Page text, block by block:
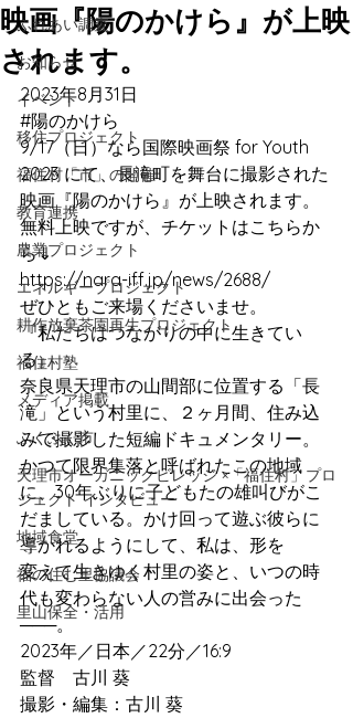
ふれあい調査
お知らせ
イベント
移住プロジェクト
福住村「市」の開催
教育連携
農業プロジェクト
エネルギープロジェクト
耕作放棄茶園再生プロジェクト
福住村塾
メディア掲載
ふくふく市
天理市オーガニックビレッジ ×「福住村」プロ
ジェクト インタビュー
地域食堂
福の住む里協議会
里山保全・活用
映画『陽のかけら』が上映
されます。
2023年8月31日
#陽のかけら
9/17（日）なら国際映画祭 for Youth
2023 にて、長滝町を舞台に撮影された
映画『陽のかけら』が上映されます。
無料上映ですが、チケットはこちらか
ら⇓
https://nara-iff.jp/news/2688/
ぜひともご来場くださいませ。
『私たちはつながりの中に生きてい
る』
奈良県天理市の山間部に位置する「長
滝」という村里に、２ヶ月間、住み込
みで撮影した短編ドキュメンタリー。
かつて限界集落と呼ばれたこの地域
に、30年ぶりに子どもたの雄叫びがこ
だましている。かけ回って遊ぶ彼らに
導かれるようにして、私は、形を
変えて生きゆく村里の姿と、いつの時
代も変わらない人の営みに出会った
───。
2023年／日本／22分／16:9
監督　古川 葵
撮影・編集：古川 葵